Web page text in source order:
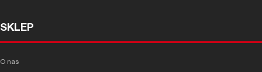
SKLEP
O nas